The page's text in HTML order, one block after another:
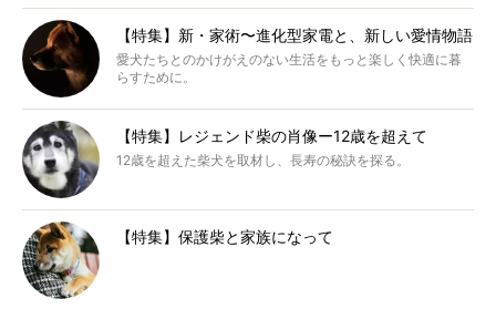
【特集】新・家術〜進化型家電と、新しい愛情物語
愛犬たちとのかけがえのない生活をもっと楽しく快適に暮
らすために。
【特集】レジェンド柴の肖像ー12歳を超えて
12歳を超えた柴犬を取材し、長寿の秘訣を探る。
【特集】保護柴と家族になって